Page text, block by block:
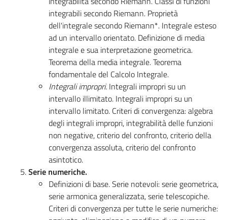
integrabili secondo Riemann. Proprietà
dell'integrale secondo Riemann*. Integrale esteso
ad un intervallo orientato. Definizione di media
integrale e sua interpretazione geometrica.
Teorema della media integrale. Teorema
fondamentale del Calcolo Integrale.
Integrali impropri. Integrali impropri su un
intervallo illimitato. Integrali impropri su un
intervallo limitato. Criteri di convergenza: algebra
degli integrali impropri, integrabilità delle funzioni
non negative, criterio del confronto, criterio della
convergenza assoluta, criterio del confronto
asintotico.
Serie numeriche.
Definizioni di base. Serie notevoli: serie geometrica,
serie armonica generalizzata, serie telescopiche.
Criteri di convergenza per tutte le serie numeriche: